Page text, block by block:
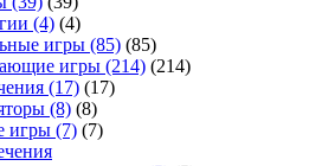
(4) (4)
игры (85) (85)
игры (214) (214)
(17) (17)
(8) (8)
игры (7) (7)